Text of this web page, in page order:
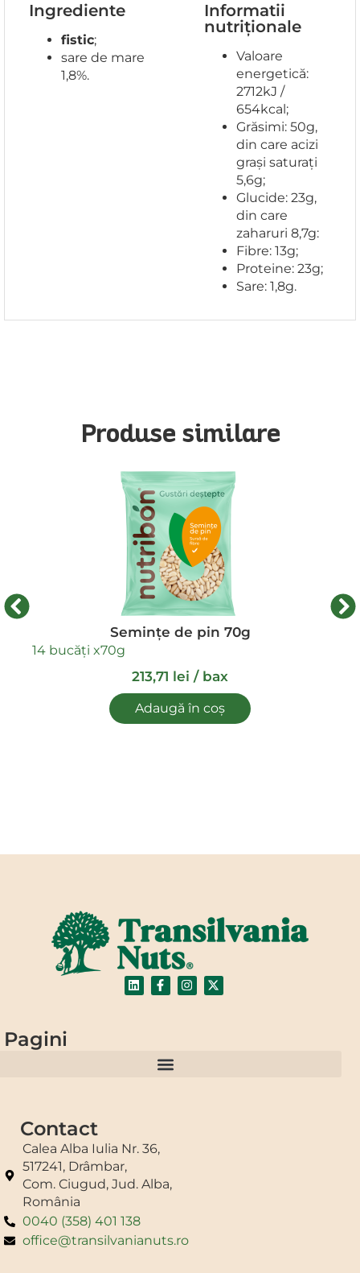
Ingrediente
fistic;
sare de mare
1,8%.
Informatii
nutriționale
Valoare
energetică:
2712kJ /
654kcal;
Grăsimi: 50g,
din care acizi
grași saturați
5,6g;
Glucide: 23g,
din care
zaharuri 8,7g:
Fibre: 13g;
Proteine: 23g;
Sare: 1,8g.
Produse similare
Seminţe de pin 70g
14 bucăți x70g
213,71 lei / bax
Adaugă în coș
Pagini
Contact
Calea Alba Iulia Nr. 36,
517241, Drâmbar,
Com. Ciugud, Jud. Alba,
România
0040 (358) 401 138
office@transilvanianuts.ro